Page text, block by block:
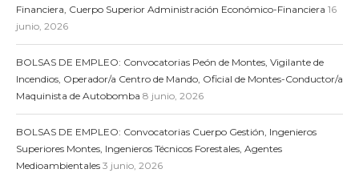
Financiera, Cuerpo Superior Administración Económico-Financiera 16
junio, 2026
BOLSAS DE EMPLEO: Convocatorias Peón de Montes, Vigilante de
Incendios, Operador/a Centro de Mando, Oficial de Montes-Conductor/a
Maquinista de Autobomba 8 junio, 2026
BOLSAS DE EMPLEO: Convocatorias Cuerpo Gestión, Ingenieros
Superiores Montes, Ingenieros Técnicos Forestales, Agentes
Medioambientales 3 junio, 2026